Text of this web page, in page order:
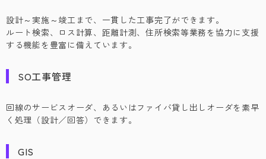
設計～実施～竣工まで、一貫した工事完了ができます。
ルート検索、ロス計算、距離計測、住所検索等業務を協力に支援
する機能を豊富に備えています。
SO工事管理
回線のサービスオーダ、あるいはファイバ貸し出しオーダを素早
く処理（設計／回答）できます。
GIS